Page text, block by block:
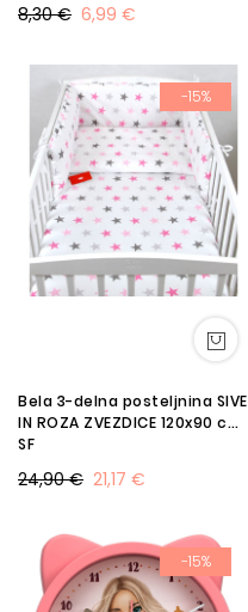
6,99 €
8,30 €
-15%
Bela 3-delna posteljnina SIVE
IN ROZA ZVEZDICE 120x90 cm
SF
21,17 €
24,90 €
-15%